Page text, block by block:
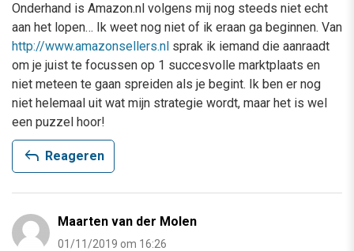
Onderhand is Amazon.nl volgens mij nog steeds niet echt
aan het lopen… Ik weet nog niet of ik eraan ga beginnen. Van
http://www.amazonsellers.nl sprak ik iemand die aanraadt
om je juist te focussen op 1 succesvolle marktplaats en
niet meteen te gaan spreiden als je begint. Ik ben er nog
niet helemaal uit wat mijn strategie wordt, maar het is wel
een puzzel hoor!
reply Reageren
Maarten van der Molen
01/11/2019 om 16:26